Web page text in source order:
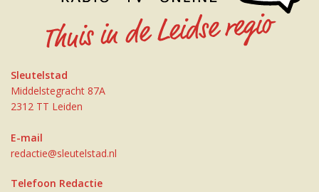
Sleutelstad
Middelstegracht 87A
2312 TT Leiden
E-mail
redactie@sleutelstad.nl
Telefoon Redactie